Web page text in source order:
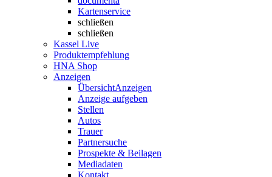
Kartenservice
schließen
schließen
Kassel Live
Produktempfehlung
HNA Shop
Anzeigen
ÜbersichtAnzeigen
Anzeige aufgeben
Stellen
Autos
Trauer
Partnersuche
Prospekte & Beilagen
Mediadaten
Kontakt